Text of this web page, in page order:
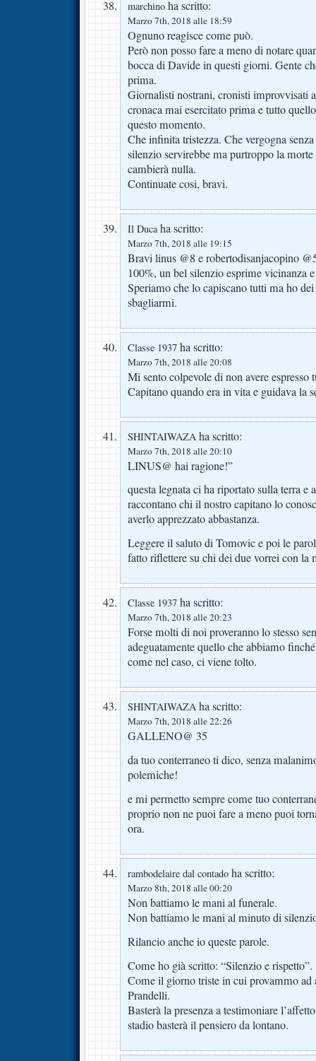
marchino ha scritto:
Marzo 7th, 2018 alle 18:59
Ognuno reagisce come può.
Però non posso fare a meno di notare
bocca di Davide in questi giorni. Gente
prima.
Giornalisti nostrani, cronisti improvvisati
cronaca mai esercitato prima e tutto
questo momento.
Che infinita tristezza. Che vergogna
silenzio servirebbe ma purtroppo la
cambierà nulla.
Continuate cosi, bravi.
Il Ducaha scritto:
Marzo 7th, 2018 alle 19:15
Bravi linus @8 e robertodisanjacopino
100%, un bel silenzio esprime vicinanza
Speriamo che lo capiscano tutti ma ho
sbagliarmi.
Classe 1937 ha scritto:
Marzo 7th, 2018 alle 20:08
Mi sento colpevole di non avere espresso
Capitano quando era in vita e guidava la
SHINTAIWAZA ha scritto:
Marzo 7th, 2018 alle 20:10
LINUS@ hai ragione!”
questa legnata ci ha riportato sulla terra e
raccontano chi il nostro capitano lo
averlo apprezzato abbastanza.
Leggere il saluto di Tomovic e poi le
fatto riflettere su chi dei due vorrei con
Classe 1937 ha scritto:
Marzo 7th, 2018 alle 20:23
Forse molti di noi proveranno lo stesso
adeguatamente quello che abbiamo
come nel caso, ci viene tolto.
SHINTAIWAZA ha scritto:
Marzo 7th, 2018 alle 22:26
GALLENO@ 35
da tuo conterraneo ti dico, senza
polemiche!
e mi permetto sempre come tuo
proprio non ne puoi fare a meno puoi
ora.
rambodelaire dal contado ha scritto:
Marzo 8th, 2018 alle 00:20
Non battiamo le mani al funerale.
Non battiamo le mani al minuto di
Rilancio anche io queste parole.
Come ho già scritto: “Silenzio e rispetto”.
Come il giorno triste in cui provammo ad
Prandelli.
Basterà la presenza a testimoniare
stadio basterà il pensiero da lontano.